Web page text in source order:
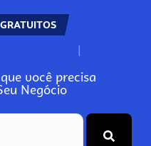
N
você precisa
Negócio